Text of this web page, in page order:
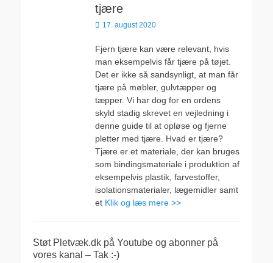
tjære
Udgivet
17. august 2020
Fjern tjære kan være relevant, hvis
man eksempelvis får tjære på tøjet.
Det er ikke så sandsynligt, at man får
tjære på møbler, gulvtæpper og
tæpper. Vi har dog for en ordens
skyld stadig skrevet en vejledning i
denne guide til at opløse og fjerne
pletter med tjære. Hvad er tjære?
Tjære er et materiale, der kan bruges
som bindingsmateriale i produktion af
eksempelvis plastik, farvestoffer,
isolationsmaterialer, lægemidler samt
et Klik og læs mere >>
Støt Pletvæk.dk på Youtube og abonner på
vores kanal – Tak :-)